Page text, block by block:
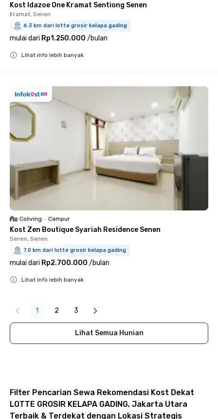
Kost Idazoe One Kramat Sentiong Senen
Kramat, Senen
6.3 km dari lotte grosir kelapa gading
mulai dari Rp1.250.000 /bulan
Lihat info lebih banyak
Coliving • Campur
Kost Zen Boutique Syariah Residence Senen
Senen, Senen
7.0 km dari lotte grosir kelapa gading
mulai dari Rp2.700.000 /bulan
Lihat info lebih banyak
1 2 3
Lihat Semua Hunian
Filter Pencarian Sewa Rekomendasi Kost Dekat
LOTTE GROSIR KELAPA GADING, Jakarta Utara
Terbaik & Terdekat dengan Lokasi Strategis